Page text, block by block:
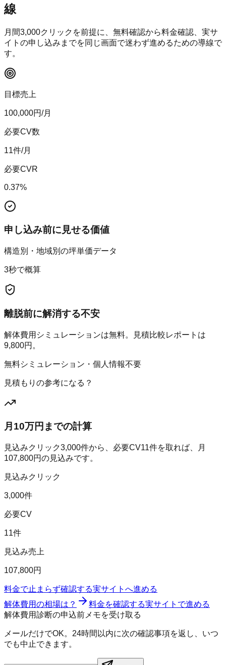
線
月間3,000クリックを前提に、無料確認から料金確認、実サ
イトの申し込みまでを同じ画面で迷わず進めるための導線で
す。
目標売上
100,000円/月
必要CV数
11件/月
必要CVR
0.37%
申し込み前に見せる価値
構造別・地域別の坪単価データ
3秒で概算
離脱前に解消する不安
解体費用シミュレーションは無料。見積比較レポートは
9,800円。
無料シミュレーション・個人情報不要
見積もりの参考になる？
月10万円までの計算
見込みクリック3,000件から、必要CV11件を取れば、月
107,800円の見込みです。
見込みクリック
3,000件
必要CV
11件
見込み売上
107,800円
料金で止まらず確認する実サイトへ進める
解体費用の相場は？
料金を確認する実サイトで進める
解体費用診断の申込前メモを受け取る
メールだけでOK。24時間以内に次の確認事項を返し、いつ
でも中止できます。